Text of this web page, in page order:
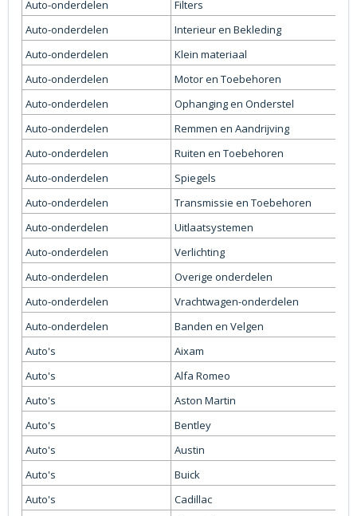
Auto-onderdelen
Filters
Auto-onderdelen
Interieur en Bekleding
Auto-onderdelen
Klein materiaal
Auto-onderdelen
Motor en Toebehoren
Auto-onderdelen
Ophanging en Onderstel
Auto-onderdelen
Remmen en Aandrijving
Auto-onderdelen
Ruiten en Toebehoren
Auto-onderdelen
Spiegels
Auto-onderdelen
Transmissie en Toebehoren
Auto-onderdelen
Uitlaatsystemen
Auto-onderdelen
Verlichting
Auto-onderdelen
Overige onderdelen
Auto-onderdelen
Vrachtwagen-onderdelen
Auto-onderdelen
Banden en Velgen
Auto's
Aixam
Auto's
Alfa Romeo
Auto's
Aston Martin
Auto's
Bentley
Auto's
Austin
Auto's
Buick
Auto's
Cadillac